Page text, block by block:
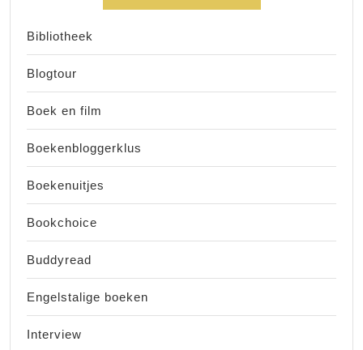
Bibliotheek
Blogtour
Boek en film
Boekenbloggerklus
Boekenuitjes
Bookchoice
Buddyread
Engelstalige boeken
Interview